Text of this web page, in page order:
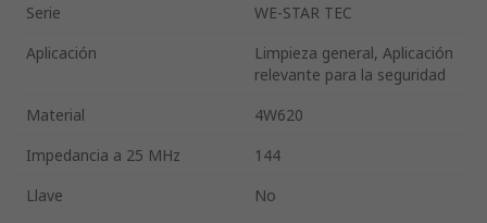
Serie
WE-STAR TEC
Aplicación
Limpieza general, Aplicación
relevante para la seguridad
Material
4W620
Impedancia a 25 MHz
144
Llave
No